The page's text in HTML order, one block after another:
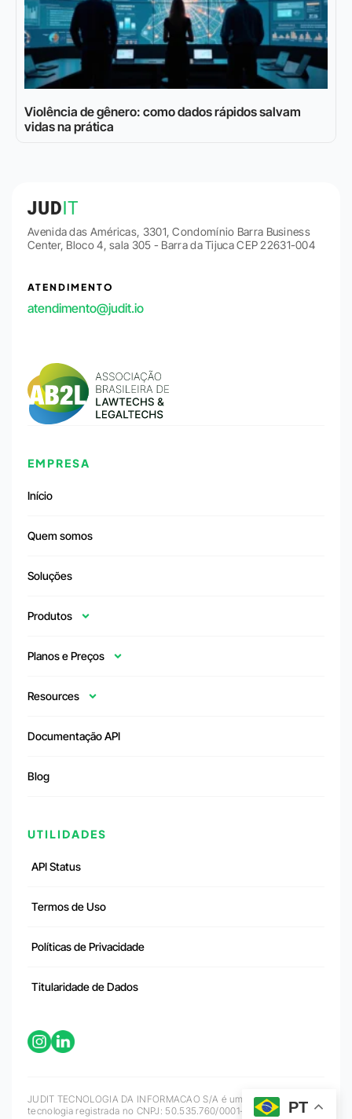
Violência de gênero: como dados rápidos salvam
vidas na prática
Avenida das Américas, 3301, Condomínio Barra Business
Center, Bloco 4, sala 305 - Barra da Tijuca CEP 22631-004
ATENDIMENTO
atendimento@judit.io
EMPRESA
Início
Quem somos
Soluções
Produtos
Planos e Preços
Resources
Documentação API
Blog
UTILIDADES
API Status
Termos de Uso
Políticas de Privacidade
Titularidade de Dados
JUDIT TECNOLOGIA DA INFORMACAO S/A é uma empresa de
tecnologia registrada no CNPJ: 50.535.760/0001-71 que
PT